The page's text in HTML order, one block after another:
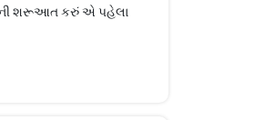
ની શરૂઆત કરું એ પહેલા